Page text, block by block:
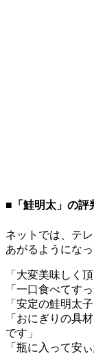
■「鮭明太」の評
ネットでは、テ
あがるようになっ
「大変美味しく
「一口食べてす
「安定の鮭明太
「おにぎりの具
です」
「瓶に入って安